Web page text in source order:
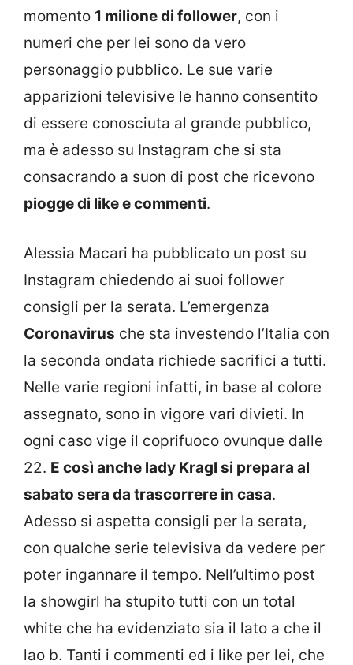
momento 1 milione di follower, con i
numeri che per lei sono da vero
personaggio pubblico. Le sue varie
apparizioni televisive le hanno consentito
di essere conosciuta al grande pubblico,
ma è adesso su Instagram che si sta
consacrando a suon di post che ricevono
piogge di like e commenti.
Alessia Macari ha pubblicato un post su
Instagram chiedendo ai suoi follower
consigli per la serata. L’emergenza
Coronavirus che sta investendo l’Italia con
la seconda ondata richiede sacrifici a tutti.
Nelle varie regioni infatti, in base al colore
assegnato, sono in vigore vari divieti. In
ogni caso vige il coprifuoco ovunque dalle
22. E così anche lady Kragl si prepara al
sabato sera da trascorrere in casa.
Adesso si aspetta consigli per la serata,
con qualche serie televisiva da vedere per
poter ingannare il tempo. Nell’ultimo post
la showgirl ha stupito tutti con un total
white che ha evidenziato sia il lato a che il
lao b. Tanti i commenti ed i like per lei, che